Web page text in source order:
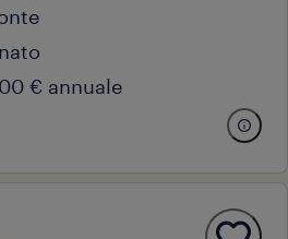
€ annuale